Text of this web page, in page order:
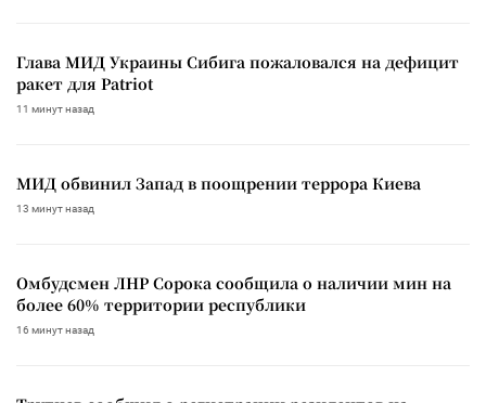
Глава МИД Украины Сибига пожаловался на дефицит
ракет для Patriot
11 минут назад
МИД обвинил Запад в поощрении террора Киева
13 минут назад
Омбудсмен ЛНР Сорока сообщила о наличии мин на
более 60% территории республики
16 минут назад